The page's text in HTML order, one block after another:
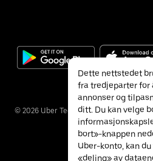
© 2026 Uber Technologies Inc.
Dette nettstedet
fra tredjeparter for
annonser og
ditt. Du kan velge
bort»-knappen
Uber-konto, kan
«deling» av